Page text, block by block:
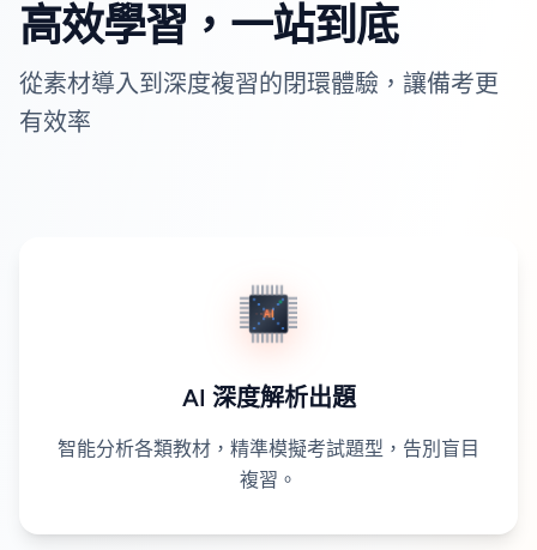
高效學習，一站到底
從素材導入到深度複習的閉環體驗，讓備考更
有效率
AI 深度解析出題
智能分析各類教材，精準模擬考試題型，告別盲目
複習。